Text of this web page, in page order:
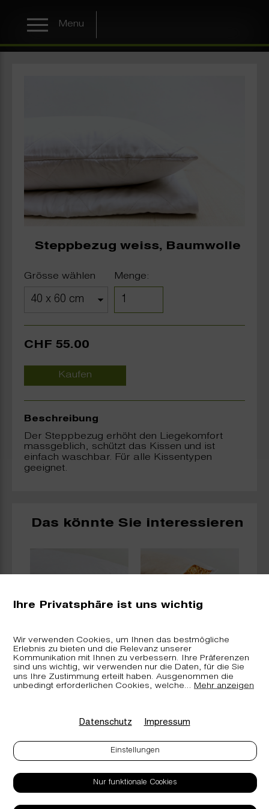
Menu
Steppbezug weiss, Baumwolle
Grösse wählen Menge:
CHF 55.00
Kaufen
Beschreibung
Der Steppbezug erhöht den Liegekomfort
massgeblich, schützt das Kissen und ist
einfach waschbar. Für alle Kissentypen
geeignet.
Das könnte Sie interessieren
Arvenkissen
«comfort»
Arvenkissen
«nature» inkl.
Nachfüllkit
Kontakt
Ihre Privatsphäre ist uns wichtig
Wir verwenden Cookies, um Ihnen das bestmögliche
Erlebnis zu bieten und die Relevanz unserer
Kommunikation mit Ihnen zu verbessern. Ihre Präferenzen
sind uns wichtig, wir verwenden nur die Daten, für die Sie
uns Ihre Zustimmung erteilt haben. Ausgenommen die
unbedingt erforderlichen Cookies, welche... Mehr anzeigen
Datenschutz Impressum
Einstellungen
Nur funktionale Cookies